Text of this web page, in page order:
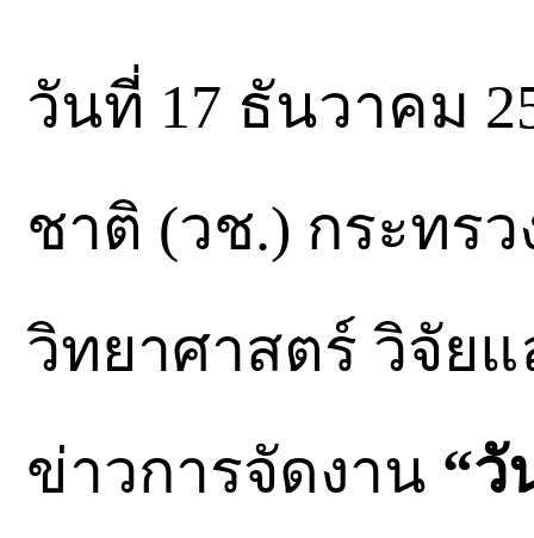
วันที่ 17 ธันวาคม
ชาติ (วช.) กระทร
วิทยาศาสตร์ วิจัย
ข่าวการจัดงาน “วั